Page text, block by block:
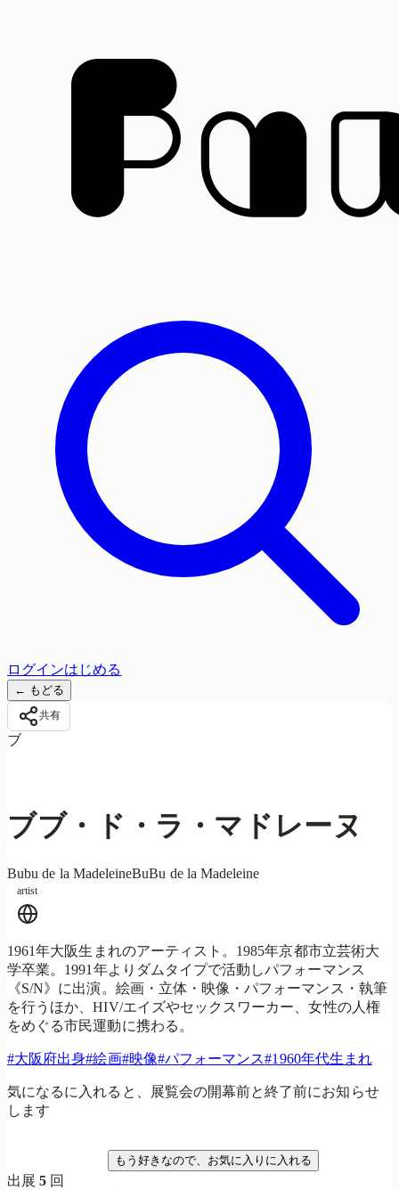
ログインはじめる
← もどる
共有
ブ
ブブ・ド・ラ・マドレーヌ
Bubu de la MadeleineBuBu de la Madeleine
artist
1961年大阪生まれのアーティスト。1985年京都市立芸術大
学卒業。1991年よりダムタイプで活動しパフォーマンス
《S/N》に出演。絵画・立体・映像・パフォーマンス・執筆
を行うほか、HIV/エイズやセックスワーカー、女性の人権
をめぐる市民運動に携わる。
#大阪府出身#絵画#映像#パフォーマンス#1960年代生まれ
気になるに入れると、展覧会の開幕前と終了前にお知らせ
します
もう好きなので、お気に入りに入れる
出展5 回